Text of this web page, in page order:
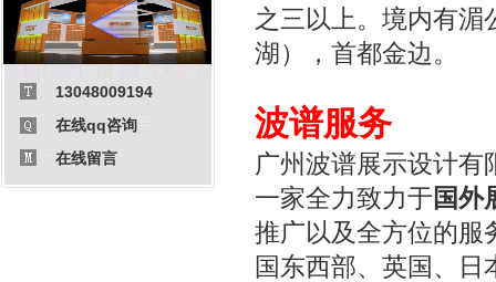
13048009194
在线qq咨询
在线留言
之三以上。境内有湄
湖），首都金边。
波谱服务
广州波谱展示设计
一家全力致力于国外
推广以及全方位的服
国东西部、英国、